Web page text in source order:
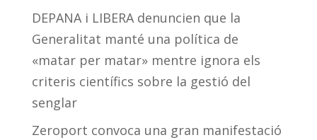
DEPANA i LIBERA denuncien que la
Generalitat manté una política de
«matar per matar» mentre ignora els
criteris científics sobre la gestió del
senglar
Zeroport convoca una gran manifestació